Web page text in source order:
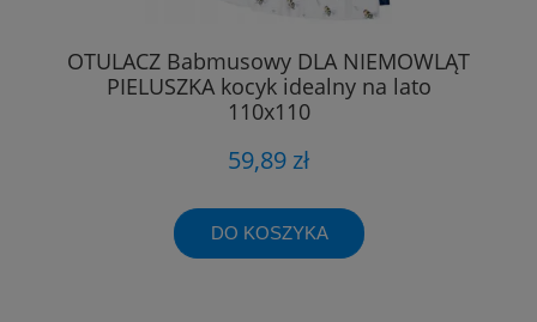
OTULACZ Babmusowy DLA NIEMOWLĄT
PIELUSZKA kocyk idealny na lato
110x110
59,89 zł
DO KOSZYKA